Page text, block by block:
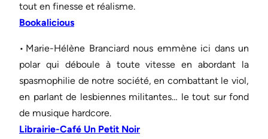
tout en finesse et réalisme.
Bookalicious
• Marie-Hélène Branciard nous emmène ici dans un
polar qui déboule à toute vitesse en abordant la
spasmophilie de notre société, en combattant le viol,
en parlant de lesbiennes militantes… le tout sur fond
de musique hardcore.
Librairie-Café Un Petit Noir